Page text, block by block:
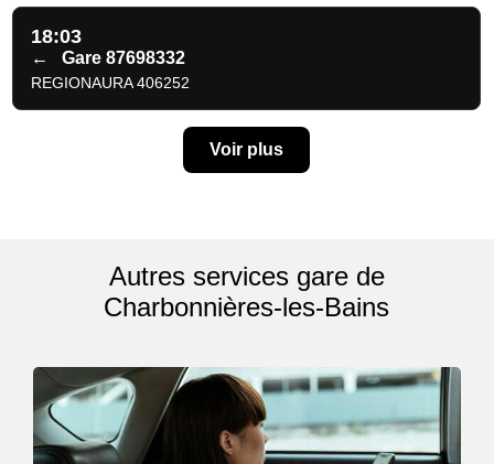
18:03
← Gare 87698332
REGIONAURA 406252
Voir plus
Autres services gare de
Charbonnières-les-Bains